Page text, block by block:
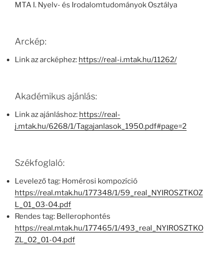
MTA I. Nyelv- és Irodalomtudományok Osztálya
Arckép:
Link az arcképhez: https://real-i.mtak.hu/11262/
Akadémikus ajánlás:
Link az ajánláshoz: https://real-
j.mtak.hu/6268/1/Tagajanlasok_1950.pdf#page=2
Székfoglaló:
Levelező tag: Homérosi kompozíció
https://real.mtak.hu/177348/1/59_real_NYIROSZTKOZ
L_01_03-04.pdf
Rendes tag: Bellerophontés
https://real.mtak.hu/177465/1/493_real_NYIROSZTKO
ZL_02_01-04.pdf